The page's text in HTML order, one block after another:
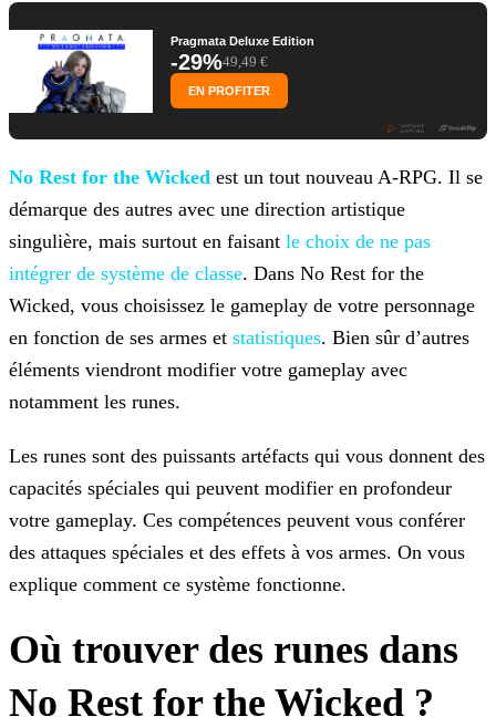
Pragmata Deluxe Edition
-29%49,49 €
EN PROFITER
No Rest for the Wicked est un tout nouveau A-RPG. Il se
démarque des autres avec une direction artistique
singulière, mais surtout en faisant le choix de ne pas
intégrer de système de classe. Dans No Rest for the
Wicked, vous choisissez le gameplay de votre personnage
en fonction de ses armes et statistiques. Bien sûr d’autres
éléments viendront modifier votre gameplay avec
notamment les runes.
Les runes sont des puissants artéfacts qui vous donnent des
capacités spéciales qui peuvent modifier en profondeur
votre gameplay. Ces compétences peuvent vous conférer
des attaques spéciales et des effets à vos armes. On vous
explique comment ce système fonctionne.
Où trouver des runes dans
No Rest for the Wicked ?